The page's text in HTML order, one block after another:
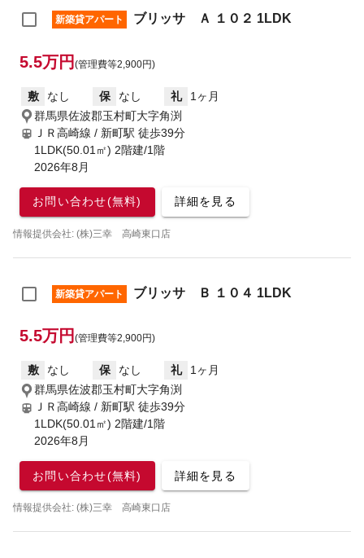
新築貸アパート ブリッサ Ａ １０２ 1LDK
5.5万円 (管理費等2,900円)
敷 なし 保 なし 礼
1ヶ月
群馬県佐波郡玉村町大字角渕
ＪＲ高崎線 / 新町駅 徒歩39分
1LDK(50.01㎡) 2階建/1階
2026年8月
お問い合わせ(無料) 詳細を見る
情報提供会社: (株)三幸 高崎東口店
新築貸アパート ブリッサ Ｂ １０４ 1LDK
5.5万円 (管理費等2,900円)
敷 なし 保 なし 礼
1ヶ月
群馬県佐波郡玉村町大字角渕
ＪＲ高崎線 / 新町駅 徒歩39分
1LDK(50.01㎡) 2階建/1階
2026年8月
お問い合わせ(無料) 詳細を見る
情報提供会社: (株)三幸 高崎東口店